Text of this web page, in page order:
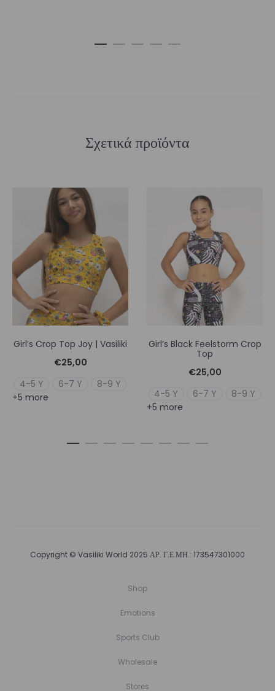
Σχετικά προϊόντα
Girl’s Crop Top Joy | Vasiliki
€25,00
4-5 Y
6-7 Y
8-9 Y
+5 more
Girl’s Black Feelstorm Crop
Top
€25,00
4-5 Y
6-7 Y
8-9 Y
+5 more
Copyright © Vasiliki World 2025 ΑΡ. Γ.Ε.ΜΗ.: 173547301000
Shop
Emotions
Sports Club
Wholesale
Stores